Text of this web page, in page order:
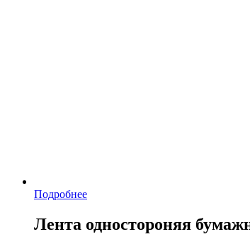
Подробнее
Лента одностороняя